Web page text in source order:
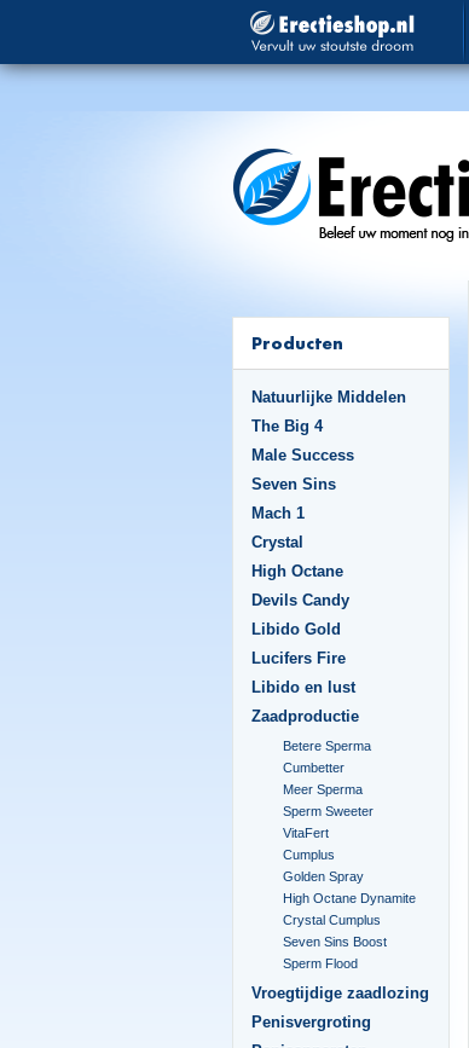
Producten
Natuurlijke Middelen
The Big 4
Male Success
Seven Sins
Mach 1
Crystal
High Octane
Devils Candy
Libido Gold
Lucifers Fire
Libido en lust
Zaadproductie
Betere Sperma
Cumbetter
Meer Sperma
Sperm Sweeter
VitaFert
Cumplus
Golden Spray
High Octane Dynamite
Crystal Cumplus
Seven Sins Boost
Sperm Flood
Vroegtijdige zaadlozing
Penisvergroting